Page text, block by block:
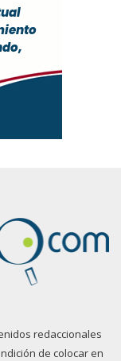
redaccionales
de colocar en